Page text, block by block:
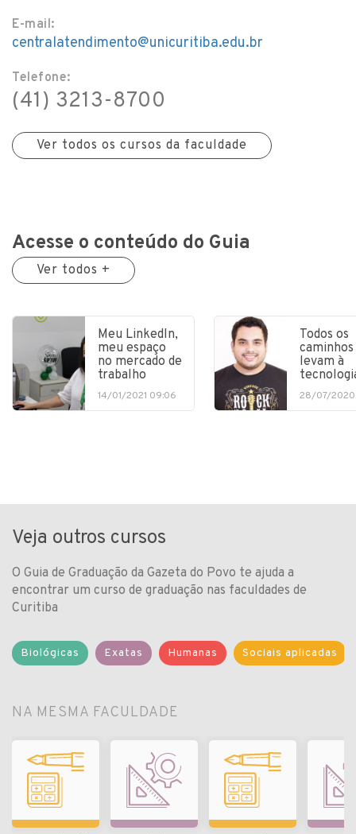
E-mail:
centralatendimento@unicuritiba.edu.br
Telefone:
(41) 3213-8700
Ver todos os cursos da faculdade
Acesse o conteúdo do Guia
Ver todos +
Meu LinkedIn,
meu espaço
no mercado de
trabalho
14/01/2021 09:06
Todos os
caminhos
levam à
28/07/2020
Veja outros cursos
O Guia de Graduação da Gazeta do Povo te ajuda a
encontrar um curso de graduação nas faculdades de
Curitiba
Biológicas Exatas Humanas Sociais aplicadas
NA MESMA FACULDADE